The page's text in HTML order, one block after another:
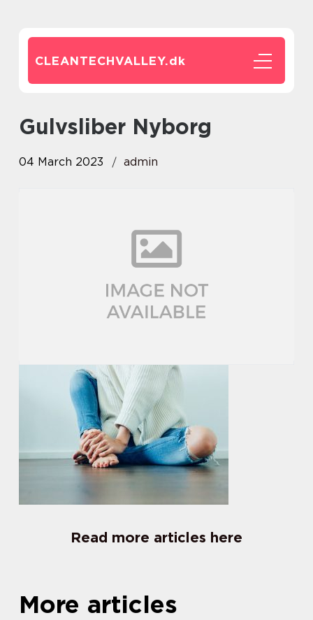
CLEANTECHVALLEY.dk
Gulvsliber Nyborg
04 March 2023 admin
Read more articles here
More articles